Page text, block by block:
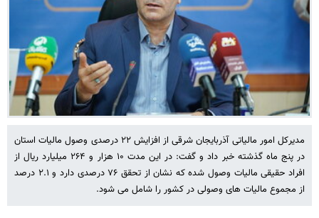
مدیرکل امور مالیاتی آذربایجان شرقی از افزایش ۲۲ درصدی وصول مالیات استان
در پنج ماه گذشته خبر داد و گفت: در این مدت ۱۰ هزار و ۲۶۴ میلیارد ریال از
افراد حقیقی مالیات وصول شده که نشان از تحقق ۷۶ درصدی دارد و ۲.۱ درصد
از مجموع مالیات های وصولی در کشور را شامل می شود.